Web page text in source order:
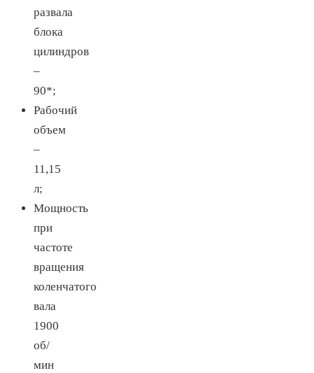
развала
блока
цилиндров
–
90*;
Рабочий
объем
–
11,15
л;
Мощность
при
частоте
вращения
коленчатого
вала
1900
об/
мин